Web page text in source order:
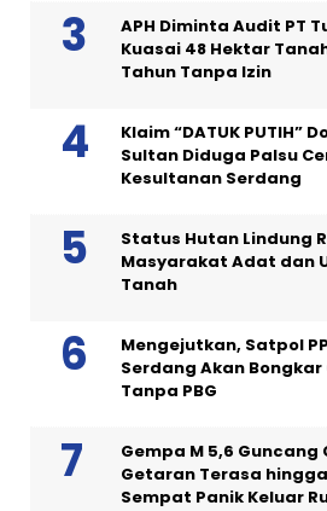
APH Diminta Audit PT
Kuasai 48 Hektar
Tahun Tanpa Izin
Klaim “DATUK PUTIH”
Sultan Diduga Palsu
Kesultanan Serdang
Status Hutan Lindung
Masyarakat Adat dan
Tanah
Mengejutkan, Satpol
Serdang Akan
Tanpa PBG
Gempa M 5,6 Guncang
Getaran Terasa
Sempat Panik Keluar